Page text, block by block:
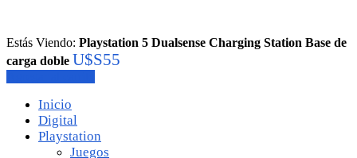
Estás Viendo: Playstation 5 Dualsense Charging Station Base de
carga doble U$S55
Inicio
Digital
Playstation
Juegos